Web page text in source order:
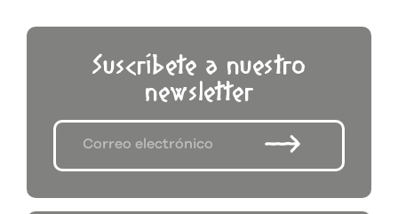
Suscríbete a nuestro
newsletter